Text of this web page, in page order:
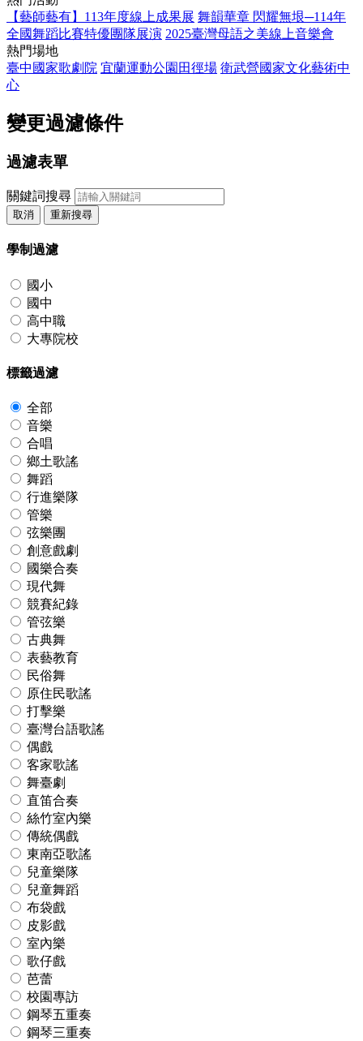
【藝師藝有】113年度線上成果展 舞韻華章 閃耀無垠─114年
全國舞蹈比賽特優團隊展演 2025臺灣母語之美線上音樂會
熱門場地
臺中國家歌劇院 宜蘭運動公園田徑場 衛武營國家文化藝術中
心
變更過濾條件
過濾表單
關鍵詞搜尋
取消 重新搜尋
學制過濾
國小
國中
高中職
大專院校
標籤過濾
全部
音樂
合唱
鄉土歌謠
舞蹈
行進樂隊
管樂
弦樂團
創意戲劇
國樂合奏
現代舞
競賽紀錄
管弦樂
古典舞
表藝教育
民俗舞
原住民歌謠
打擊樂
臺灣台語歌謠
偶戲
客家歌謠
舞臺劇
直笛合奏
絲竹室內樂
傳統偶戲
東南亞歌謠
兒童樂隊
兒童舞蹈
布袋戲
皮影戲
室內樂
歌仔戲
芭蕾
校園專訪
鋼琴五重奏
鋼琴三重奏